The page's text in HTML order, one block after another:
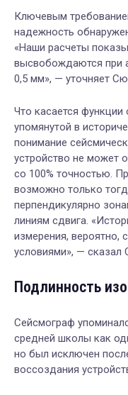
Ключевым
надежность
«Наши расчеты
высвобождаются при
0,5 мм», — уточняет
Что касается функции
упомянутой в
понимание
устройство не может
со 100% точностью.
возможно только
перпендикулярно
линиям сдвига.
измерения, вероятно,
условиями», — сказал
Подлинность
Сейсмограф
средней школы как
но был исключен
воссоздания